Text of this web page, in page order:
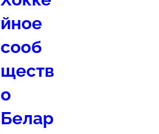
йное
сооб
ществ
о
Белар